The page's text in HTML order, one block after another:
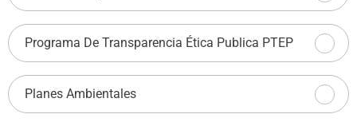
Programa De Transparencia Ética Publica PTEP
Planes Ambientales